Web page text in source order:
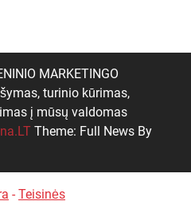
MARKETINGO
turinio kūrimas,
į mūsų valdomas
Theme: Full News By
- Teisinės